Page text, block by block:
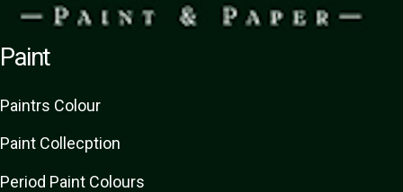
Paint
Paintrs Colour
Paint Collecption
Period Paint Colours